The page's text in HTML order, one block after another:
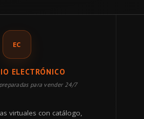
EC
ELECTRÓNICO
para vender 24/7
virtuales con catálogo,